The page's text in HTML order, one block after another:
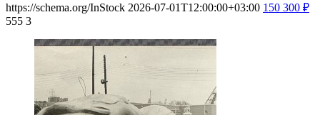
https://schema.org/InStock 2026-07-01T12:00:00+03:00 150 300 ₽
555 3